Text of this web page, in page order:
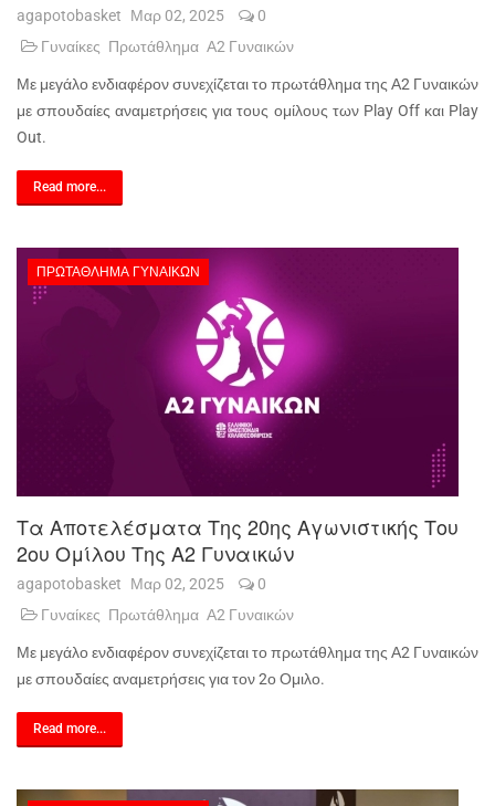
agapotobasket Μαρ 02, 2025
0
Γυναίκες Πρωτάθλημα Α2 Γυναικών
Με μεγάλο ενδιαφέρον συνεχίζεται το πρωτάθλημα της Α2 Γυναικών
με σπουδαίες αναμετρήσεις για τους ομίλους των Play Off και Play
Out.
Read more...
ΠΡΩΤΆΘΛΗΜΑ ΓΥΝΑΙΚΏΝ
Τα Αποτελέσματα Της 20ης Αγωνιστικής Του
2ου Ομίλου Της Α2 Γυναικών
agapotobasket Μαρ 02, 2025
0
Γυναίκες Πρωτάθλημα Α2 Γυναικών
Με μεγάλο ενδιαφέρον συνεχίζεται το πρωτάθλημα της Α2 Γυναικών
με σπουδαίες αναμετρήσεις για τον 2ο Ομιλο.
Read more...